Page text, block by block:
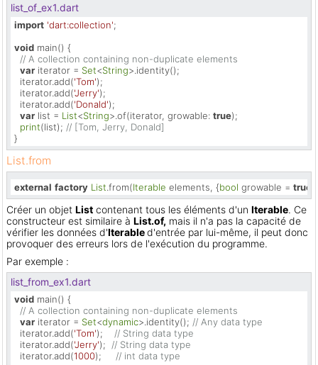
list_of_ex1.dart
import 'dart:collection';
void main() {
// A collection containing non-duplicate elements
var iterator = Set<String>.identity();
  iterator.add(
'Tom');
  iterator.add(
'Jerry');
  iterator.add(
'Donald');
var list = List<String>.of(iterator, growable: true);
print(list); // [Tom, Jerry, Donald]
}
List.from
external factory List .from(Iterable elements, {bool growable = true
Créer un objet List contenant tous les éléments d'un Iterable. Ce
constructeur est similaire à List.of, mais il n'a pas la capacité de
vérifier les données d'Iterabled'entrée par lui-même, il peut donc
provoquer des erreurs lors de l'exécution du programme.
Par exemple :
list_from_ex1.dart
void main() {
// A collection containing non-duplicate elements
var iterator = Set<dynamic>.identity(); // Any data type
  iterator.add(
'Tom'); // String data type
  iterator.add(
'Jerry'); // String data type
  iterator.add(
1000); // int data type